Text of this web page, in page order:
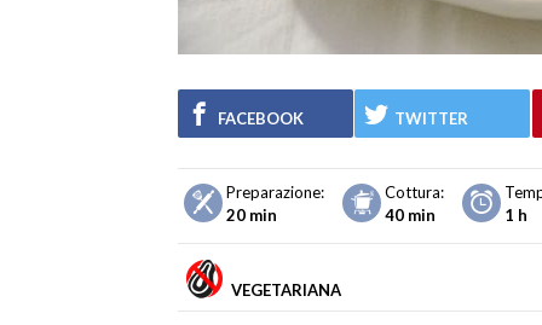
FACEBOOK TWITTER
Preparazione:
20 min
Cottura:
40 min
1 h
VEGETARIANA